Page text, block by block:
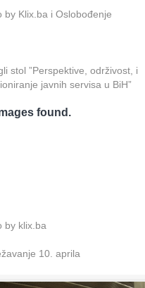
by Klix.ba i Oslobođenje
stol ”Perspektive, održivost, i
javnih servisa u BiH”
found.
by klix.ba
10. aprila